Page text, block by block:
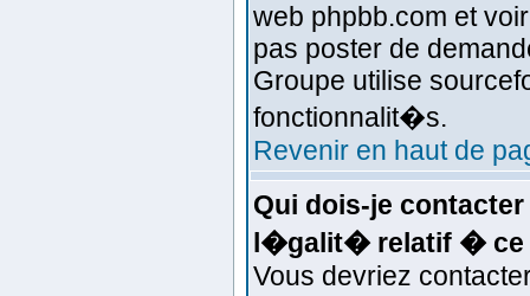
web phpbb.com et
pas poster de
Groupe utilise
fonctionnalit�s.
Revenir en haut de
Qui dois-je
l�galit� relatif � ce
Vous devriez